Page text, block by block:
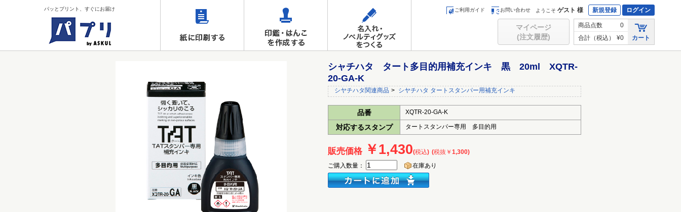
パッとプリント、すぐにお届け ご利用ガイド お問い合わせ ようこそ ゲスト 様 新規登録 ログイン
マイページ
(注文履歴)
商品点数
0
合計（税込）
¥0 カート
シャチハタ タート多目的用補充インキ 黒 20ml XQTR-
20-GA-K
シヤチハタ関連商品 > シヤチハタ タートスタンパー用補充インキ
品番 XQTR-20-GA-K
対応するスタンプ タートスタンパー専用 多目的用
販売価格 ￥1,430(税込) (税抜￥1,300)
ご購入数量： 在庫あり